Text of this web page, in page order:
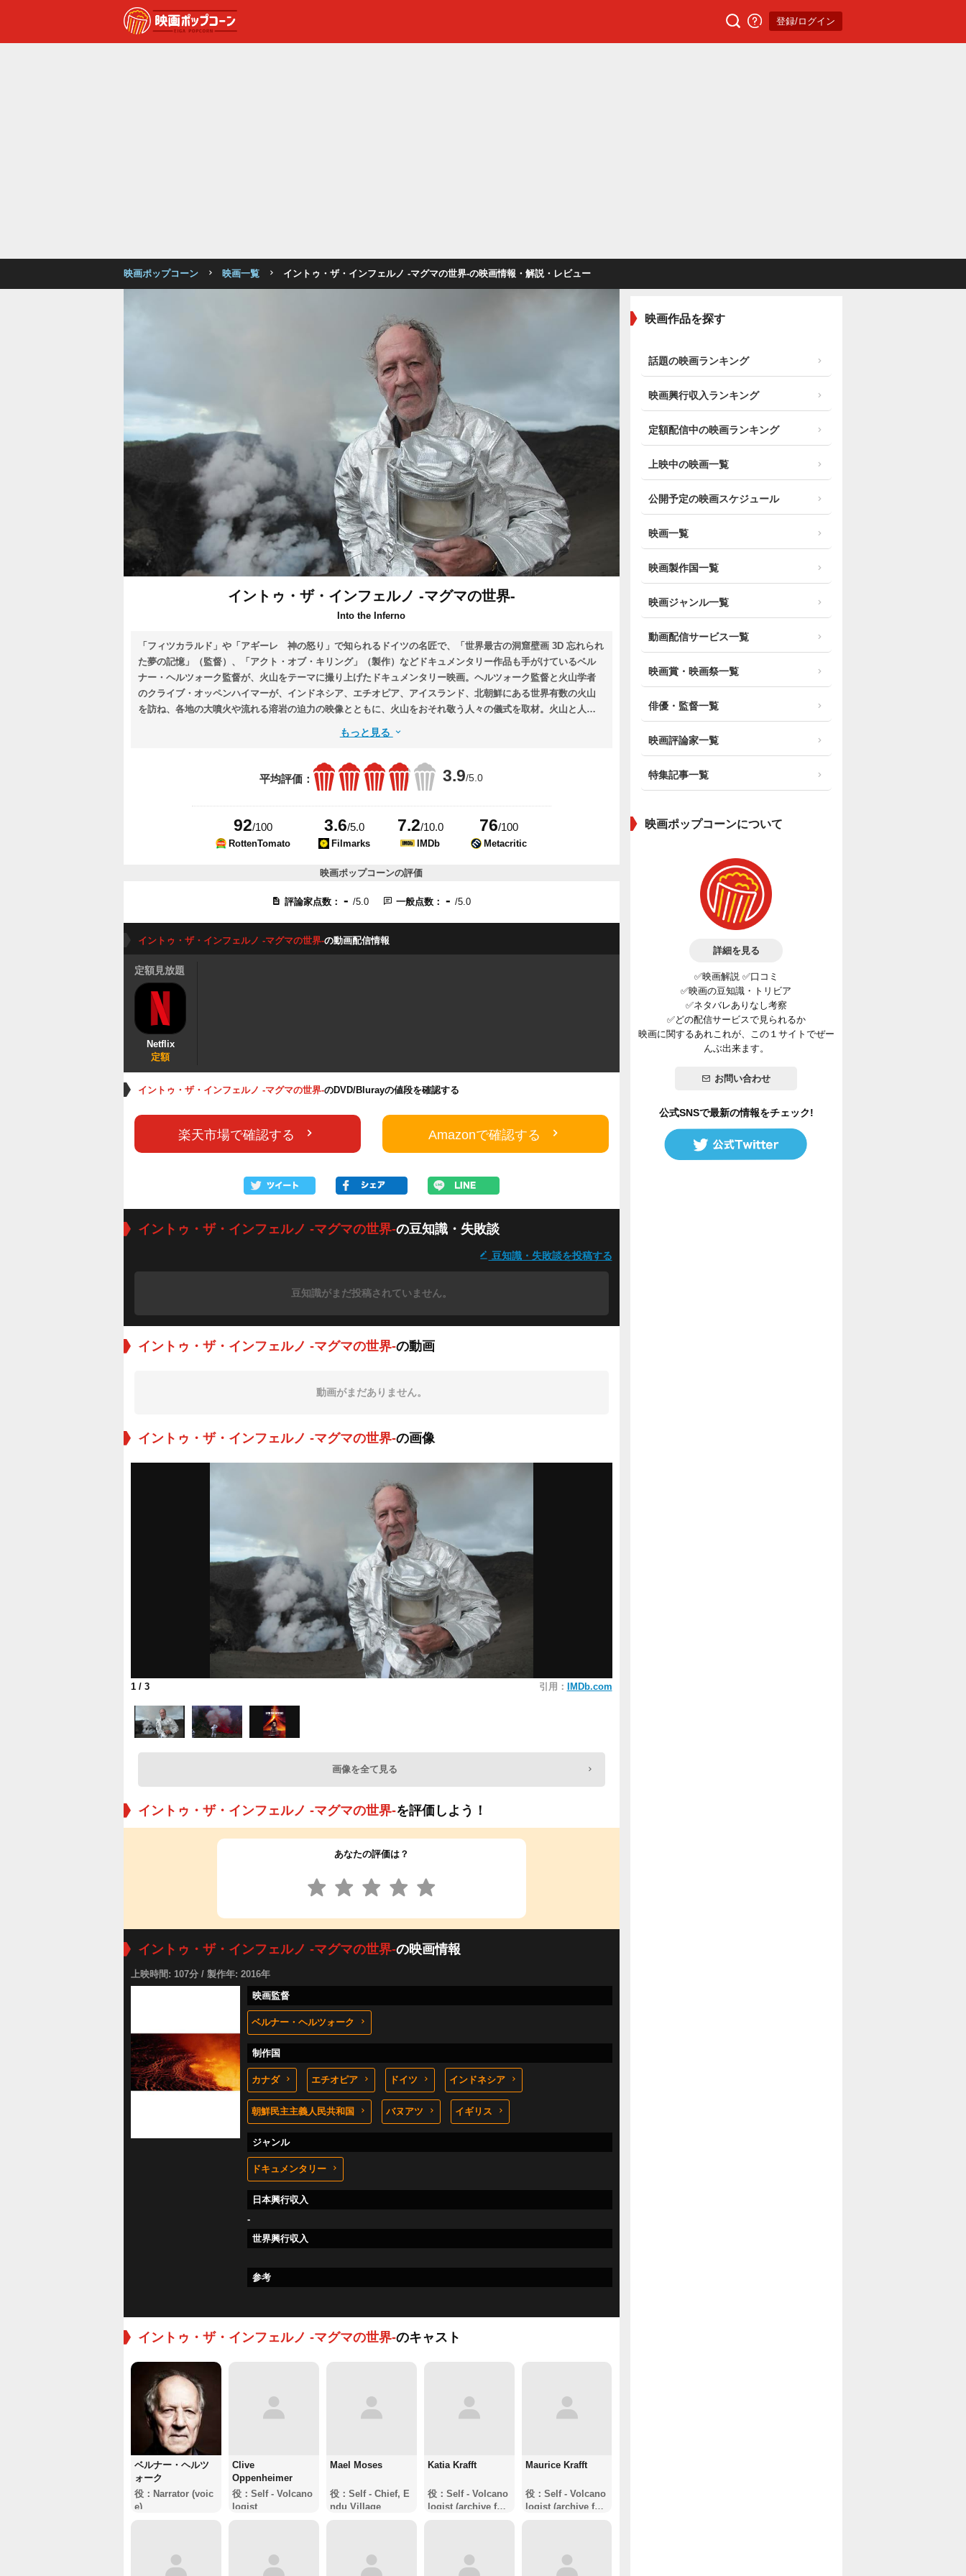
登録/ログイン
映画ポップコーン 映画一覧 イントゥ・ザ・インフェルノ -マグマの世界-の映画情報・解説・レビュー
イントゥ・ザ・インフェルノ -マグマの世界-
Into the Inferno
「フィツカラルド」や「アギーレ 神の怒り」で知られるドイツの名匠で、「世界最古の洞窟壁画 3D 忘れられ
た夢の記憶」（監督）、「アクト・オブ・キリング」（製作）などドキュメンタリー作品も手がけているベル
ナー・ヘルツォーク監督が、火山をテーマに撮り上げたドキュメンタリー映画。ヘルツォーク監督と火山学者
のクライブ・オッペンハイマーが、インドネシア、エチオピア、アイスランド、北朝鮮にある世界有数の火山
を訪ね、各地の大噴火や流れる溶岩の迫力の映像とともに、火山をおそれ敬う人々の儀式を取材。火山と人間
もっと見る
平均評価： 3.9/5.0
92/100
RottenTomato
3.6/5.0
Filmarks
7.2/10.0
IMDb
76/100
Metacritic
映画ポップコーンの評価
評論家点数： -/5.0 一般点数： -/5.0
イントゥ・ザ・インフェルノ -マグマの世界-の動画配信情報
定額見放題
Netflix
定額
イントゥ・ザ・インフェルノ -マグマの世界-のDVD/Blurayの値段を確認する
楽天市場で確認する Amazonで確認する
イントゥ・ザ・インフェルノ -マグマの世界-の豆知識・失敗談
豆知識・失敗談を投稿する
豆知識がまだ投稿されていません。
イントゥ・ザ・インフェルノ -マグマの世界-の動画
動画がまだありません。
イントゥ・ザ・インフェルノ -マグマの世界-の画像
1 / 3 引用： IMDb.com
画像を全て見る
イントゥ・ザ・インフェルノ -マグマの世界-を評価しよう！
あなたの評価は？
イントゥ・ザ・インフェルノ -マグマの世界-の映画情報
上映時間: 107分 / 製作年: 2016年
映画監督
ベルナー・ヘルツォーク
制作国
カナダ エチオピア ドイツ インドネシア
朝鮮民主主義人民共和国 バヌアツ イギリス
ジャンル
ドキュメンタリー
日本興行収入
-
世界興行収入
参考
イントゥ・ザ・インフェルノ -マグマの世界-のキャスト
ベルナー・ヘルツ
ォーク
役：Narrator (voic
e)
Clive
Oppenheimer
役：Self - Volcano
logist
Mael Moses
役：Self - Chief, E
ndu Village
Katia Krafft
役：Self - Volcano
logist (archive foo
Maurice Krafft
役：Self - Volcano
logist (archive foo
映画作品を探す
話題の映画ランキング
映画興行収入ランキング
定額配信中の映画ランキング
上映中の映画一覧
公開予定の映画スケジュール
映画一覧
映画製作国一覧
映画ジャンル一覧
動画配信サービス一覧
映画賞・映画祭一覧
俳優・監督一覧
映画評論家一覧
特集記事一覧
映画ポップコーンについて
詳細を見る
✅映画解説 ✅口コミ
✅映画の豆知識・トリビア
✅ネタバレありなし考察
✅どの配信サービスで見られるか
映画に関するあれこれが、この１サイトでぜー
んぶ出来ます。
お問い合わせ
公式SNSで最新の情報をチェック!